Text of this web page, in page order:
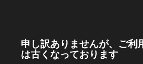
申し訳ありませんが、ご利
は古くなっております